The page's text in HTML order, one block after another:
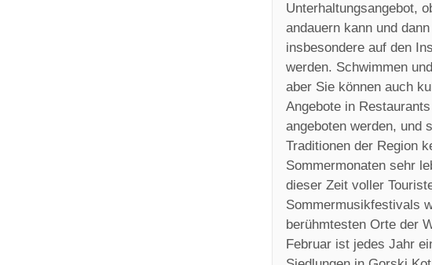
Unterhaltungsangebot,
andauern kann und
insbesondere auf den
werden. Schwimmen
aber Sie können auch
Angebote in
angeboten werden, und
Traditionen der Region
Sommermonaten sehr
dieser Zeit voller
Sommermusikfestivals
berühmtesten Orte der
Februar ist jedes Jahr